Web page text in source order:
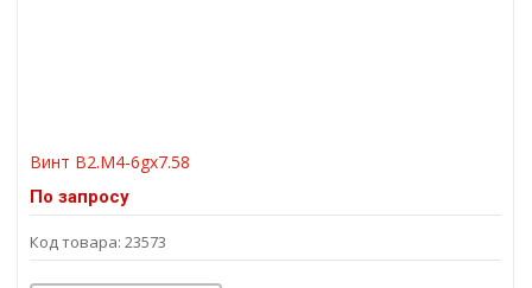
Винт В2.М4-6gх7.58
По запросу
Код товара: 23573